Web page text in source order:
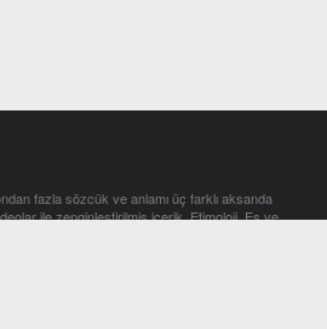
fazla sözcük ve anlamı üç farklı aksanda
ile zenginleştirilmiş içerik. Etimoloji, Eş ve